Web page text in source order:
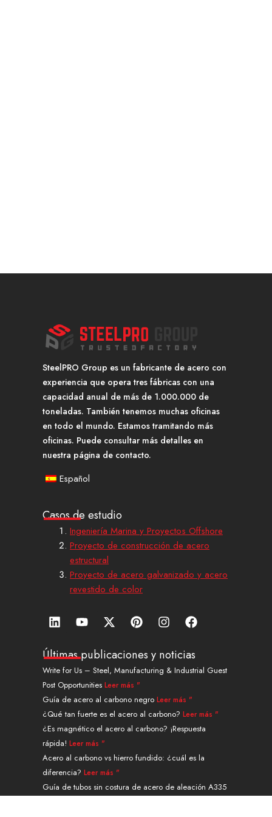
SteelPRO Group es un fabricante de acero con
experiencia que opera tres fábricas con una
capacidad anual de más de 1.000.000 de
toneladas. También tenemos muchas oficinas
en todo el mundo. Estamos tramitando más
oficinas. Puede consultar más detalles en
nuestra página de contacto.
Español
Casos de estudio
Ingeniería Marina y Proyectos Offshore
Proyecto de construcción de acero
estructural
Proyecto de acero galvanizado y acero
revestido de color
L
i
k
e
d
i
n
Y
o
t
u
b
e
X
-
w
i
t
t
e
r
P
i
t
e
r
e
s
t
I
n
t
a
g
a
m
F
a
e
b
o
k
Últimas publicaciones y noticias
Write for Us – Steel, Manufacturing & Industrial Guest
Post Opportunities Leer más "
Guía de acero al carbono negro Leer más "
¿Qué tan fuerte es el acero al carbono? Leer más "
¿Es magnético el acero al carbono? ¡Respuesta
rápida! Leer más "
Acero al carbono vs hierro fundido: ¿cuál es la
diferencia? Leer más "
Guía de tubos sin costura de acero de aleación A335